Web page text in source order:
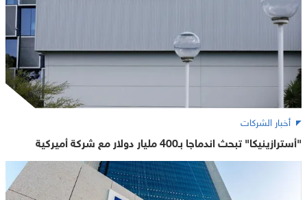
أخبار الشركات
"أسترازينيكا" تبحث اندماجا بـ400 مليار دولار مع شركة أميركية